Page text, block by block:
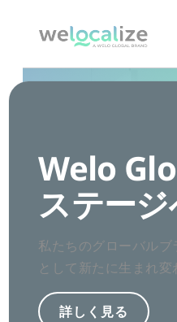
ン
日本語 logo
グロー
テンツと
マート
ジネスの
Welo
ステー
私たちのグローバル
として新たに生まれ変
詳しく見る